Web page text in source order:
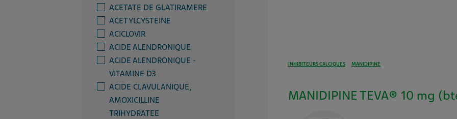
ACETATE DE GLATIRAMERE
ACETYLCYSTEINE
ACICLOVIR
ACIDE ALENDRONIQUE
ACIDE ALENDRONIQUE -
VITAMINE D3
ACIDE CLAVULANIQUE,
AMOXICILLINE
TRIHYDRATEE
INHIBITEURS CALCIQUES MANIDIPINE
MANIDIPINE TEVA® 10 mg